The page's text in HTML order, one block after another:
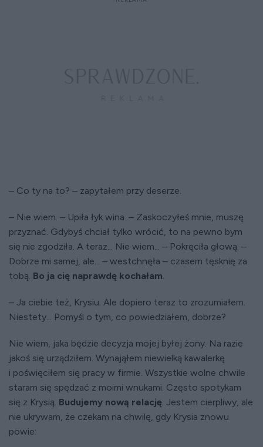
– Co ty na to? – zapytałem przy deserze.
– Nie wiem. – Upiła łyk wina. – Zaskoczyłeś mnie, muszę
przyznać. Gdybyś chciał tylko wrócić, to na pewno bym
się nie zgodziła. A teraz... Nie wiem... – Pokręciła głową. –
Dobrze mi samej, ale... – westchnęła – czasem tęsknię za
tobą. Bo ja cię naprawdę kochałam.
– Ja ciebie też, Krysiu. Ale dopiero teraz to zrozumiałem.
Niestety... Pomyśl o tym, co powiedziałem, dobrze?
Nie wiem, jaka będzie decyzja mojej byłej żony. Na razie
jakoś się urządziłem. Wynająłem niewielką kawalerkę
i poświęciłem się pracy w firmie. Wszystkie wolne chwile
staram się spędzać z moimi wnukami. Często spotykam
się z Krysią. Budujemy nową relację. Jestem cierpliwy, ale
nie ukrywam, że czekam na chwilę, gdy Krysia znowu
powie: